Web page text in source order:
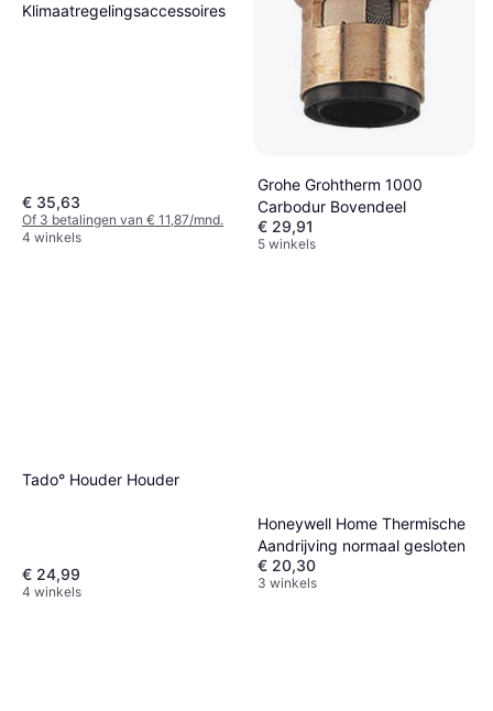
Klimaatregelingsaccessoires
€ 35,63
Of 3 betalingen van € 11,87/mnd.
4 winkels
Grohe Grohtherm 1000
Carbodur Bovendeel
€ 29,91
5 winkels
Tado° Houder Houder
€ 24,99
4 winkels
Honeywell Home Thermische
Aandrijving normaal gesloten
€ 20,30
3 winkels